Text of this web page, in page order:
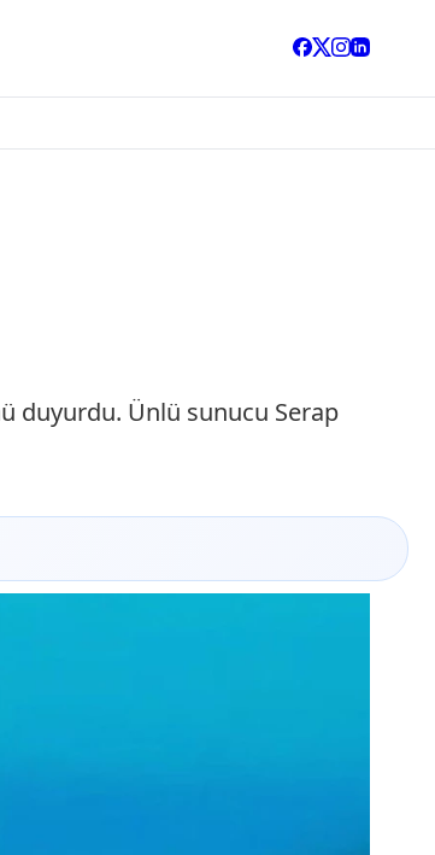
duyurdu. Ünlü sunucu Serap